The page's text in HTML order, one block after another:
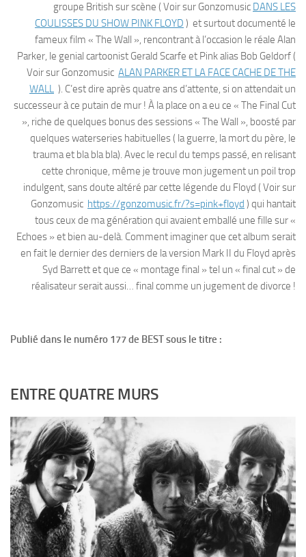
groupe British sur scène ( Voir sur Gonzomusic DANS LES
COULISSES DU SHOW PINK FLOYD ) et surtout documenté le
fameux film « The Wall », rencontrant à l’occasion le réale Alan
Parker, le genial cartoonist Gerald Scarfe et Pink alias Bob Geldorf (
Voir sur Gonzomusic ALAN PARKER ET LA FACE CACHE DE THE
WALL ). C’est dire après quatre ans d’attente, si on attendait un
successeur à ce putain de mur ! À la place on a eu ce « The Final Cut
», riche de quelques bonus des sessions « The Wall », boosté par
quelques waterseries habituelles ( la guerre, la mort du père, le
trauma et bla bla bla). Avec le recul du temps passé, en relisant
cette chronique, même je trouve mon jugement un poil trop
indulgent, sans doute altéré par cette légende du Floyd ( Voir sur
Gonzomusic https://gonzomusic.fr/?s=pink+floyd ) qui hantait
tous ceux de ma génération qui avaient emballé une fille sur «
Echoes » et bien au-delà. Comment imaginer que cet album serait
en fait le dernier des derniers de la version Mark II du Floyd après
Syd Barrett et que ce « montage final » tel un « final cut » de
réalisateur serait aussi… final comme un jugement de divorce !
Publié dans le numéro 177 de BEST sous le titre :
ENTRE QUATRE MURS